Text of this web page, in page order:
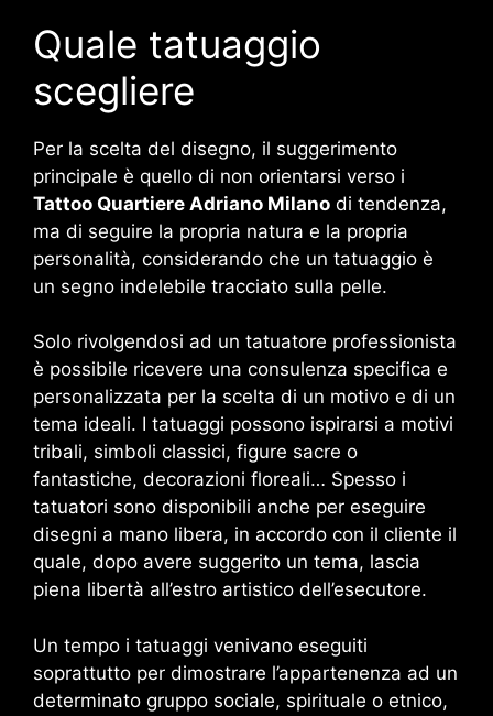
Quale tatuaggio
scegliere
Per la scelta del disegno, il suggerimento
principale è quello di non orientarsi verso i
Tattoo Quartiere Adriano Milano di tendenza,
ma di seguire la propria natura e la propria
personalità, considerando che un tatuaggio è
un segno indelebile tracciato sulla pelle.
Solo rivolgendosi ad un tatuatore professionista
è possibile ricevere una consulenza specifica e
personalizzata per la scelta di un motivo e di un
tema ideali. I tatuaggi possono ispirarsi a motivi
tribali, simboli classici, figure sacre o
fantastiche, decorazioni floreali… Spesso i
tatuatori sono disponibili anche per eseguire
disegni a mano libera, in accordo con il cliente il
quale, dopo avere suggerito un tema, lascia
piena libertà all’estro artistico dell’esecutore.
Un tempo i tatuaggi venivano eseguiti
soprattutto per dimostrare l’appartenenza ad un
determinato gruppo sociale, spirituale o etnico,